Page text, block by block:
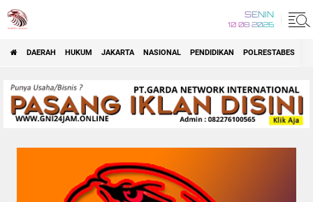
SENIN
10 08 2026
DAERAH HUKUM JAKARTA NASIONAL PENDIDIKAN POLRESTABES